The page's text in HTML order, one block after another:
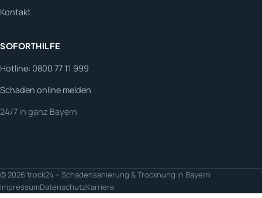
Kontakt
SOFORTHILFE
Hotline: 0800 77 11 999
Schaden online melden
24/7 in ganz Bayern
© 2026 trock24 – Schadensanierung & Trocknung in Bayern
ImpressumDatenschutzKarriere